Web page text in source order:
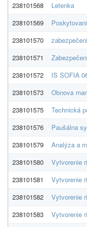
238101568
Letenka
238101569
238101570
238101571
238101572
IS SOFIA
238101573
Obnova
238101575
Technická
238101576
Paušálna
238101579
Analýza a
238101580
Vytvorenie
238101581
Vytvorenie
238101582
Vytvorenie
238101583
Vytvorenie